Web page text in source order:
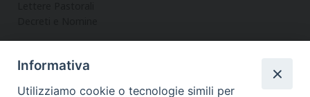
Informativa
Utilizziamo cookie o tecnologie simili per